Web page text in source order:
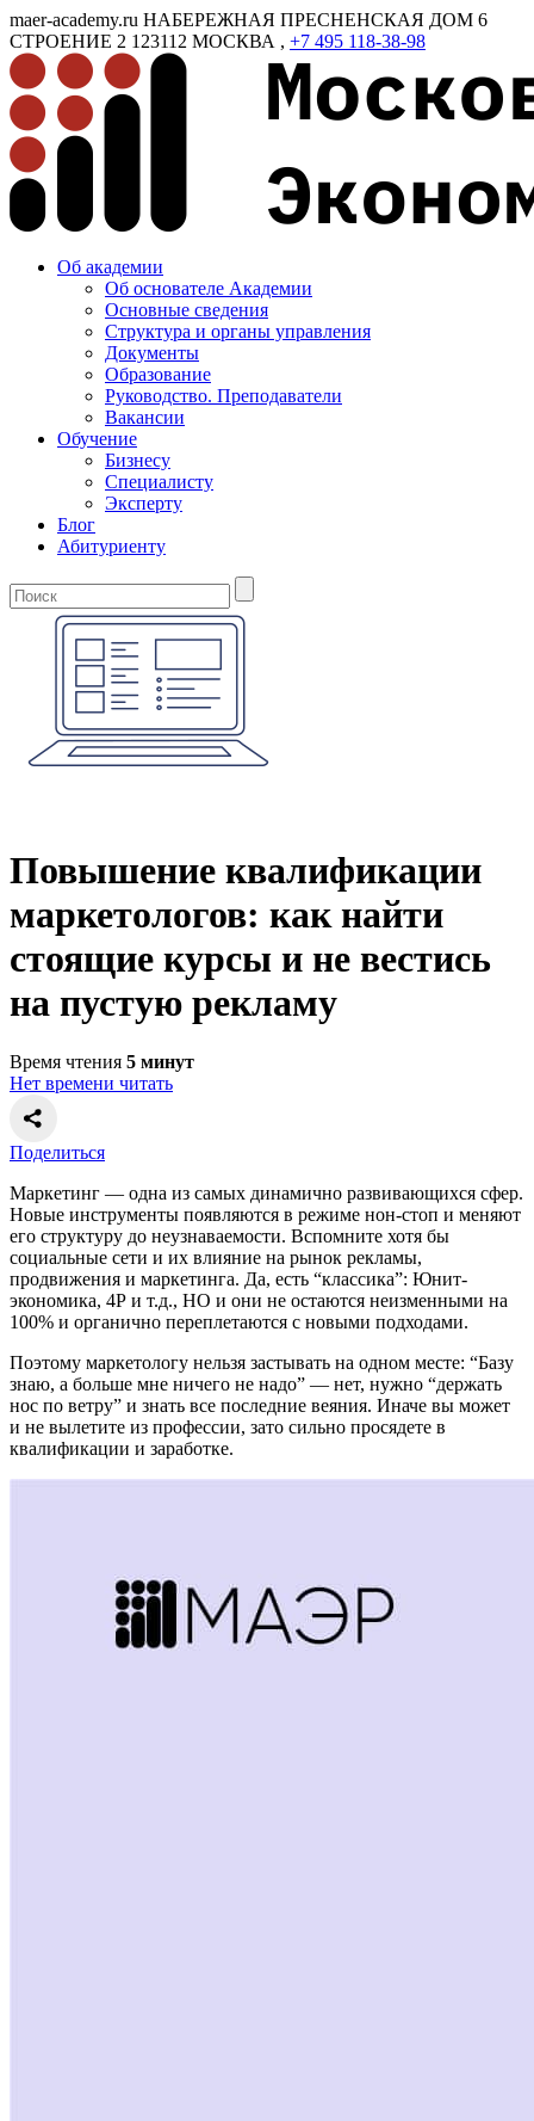
maer-academy.ru НАБЕРЕЖНАЯ ПРЕСНЕНСКАЯ ДОМ 6
СТРОЕНИЕ 2 123112 МОСКВА , +7 495 118-38-98
Об академии
Об основателе Академии
Основные сведения
Структура и органы управления
Документы
Образование
Руководство. Преподаватели
Вакансии
Обучение
Бизнесу
Специалисту
Эксперту
Блог
Абитуриенту
Повышение квалификации
маркетологов: как найти
стоящие курсы и не вестись
на пустую рекламу
Время чтения 5 минут
Нет времени читать
Поделиться
Маркетинг — одна из самых динамично развивающихся сфер.
Новые инструменты появляются в режиме нон-стоп и меняют
его структуру до неузнаваемости. Вспомните хотя бы
социальные сети и их влияние на рынок рекламы,
продвижения и маркетинга. Да, есть “классика”: Юнит-
экономика, 4Р и т.д., НО и они не остаются неизменными на
100% и органично переплетаются с новыми подходами.
Поэтому маркетологу нельзя застывать на одном месте: “Базу
знаю, а больше мне ничего не надо” — нет, нужно “держать
нос по ветру” и знать все последние веяния. Иначе вы может
и не вылетите из профессии, зато сильно просядете в
квалификации и заработке.